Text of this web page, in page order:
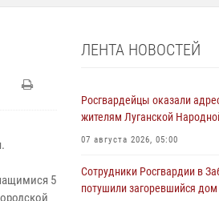
5
ЛЕНТА НОВОСТЕЙ
Росгвардейцы оказали
жителям Луганской
07 августа 2026, 05:00
Сотрудники Росгвардии в
потушили загоревшийся